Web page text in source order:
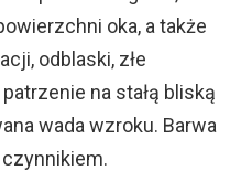
oka, a także
odblaski, złe
na stałą bliską
wada wzroku. Barwa
czynnikiem.